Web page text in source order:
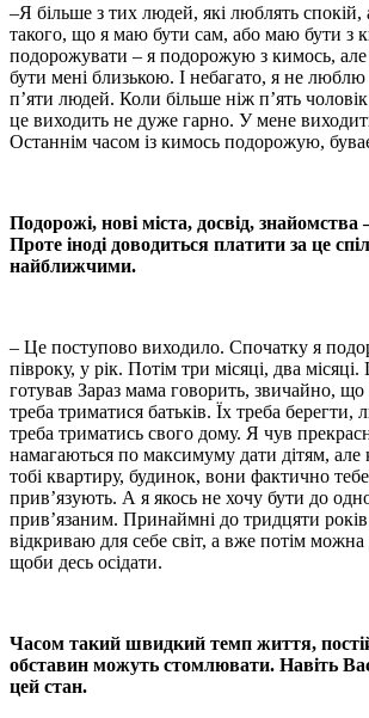
–Я більше з тих людей, які люблять
такого, що я маю бути сам, або маю бути з
подорожувати – я подорожую з кимось,
бути мені близькою. І небагато, я не люблю
п’яти людей. Коли більше ніж п’ять
це виходить не дуже гарно. У мене
Останнім часом із кимось подорожую,
Подорожі, нові міста, досвід, знайомства
Проте іноді доводиться платити за це
найближчими.
– Це поступово виходило. Спочатку я
півроку, у рік. Потім три місяці, два місяці.
готував Зараз мама говорить, звичайно,
треба триматися батьків. Їх треба берегти,
треба триматись свого дому. Я чув
намагаються по максимуму дати дітям,
тобі квартиру, будинок, вони фактично
прив’язують. А я якось не хочу бути до
прив’язаним. Принаймні до тридцяти
відкриваю для себе світ, а вже потім
щоби десь осідати.
Часом такий швидкий темп життя,
обставин можуть стомлювати. Навіть
цей стан.